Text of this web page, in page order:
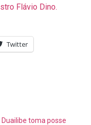
Flávio Dino.
Twitter
Duailibe toma posse